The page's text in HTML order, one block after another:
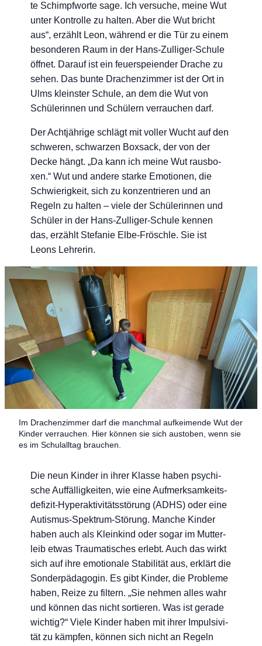
te Schimpf­wor­te sage. Ich ver­su­che, mei­ne Wut
unter Kon­trol­le zu hal­ten. Aber die Wut bricht
aus“, erzählt Leon, wäh­rend er die Tür zu einem
beson­de­ren Raum in der Hans-Zul­li­ger-Schu­le
öff­net. Dar­auf ist ein feu­er­spei­en­der Dra­che zu
sehen. Das bun­te Dra­chen­zim­mer ist der Ort in
Ulms kleins­ter Schu­le, an dem die Wut von
Schü­le­rin­nen und Schü­lern ver­rau­chen darf.
Der Acht­jäh­ri­ge schlägt mit vol­ler Wucht auf den
schwe­ren, schwar­zen Box­sack, der von der
Decke hängt. „Da kann ich mei­ne Wut raus­bo­
xen.“ Wut und ande­re star­ke Emo­tio­nen, die
Schwie­rig­keit, sich zu kon­zen­trie­ren und an
Regeln zu hal­ten – vie­le der Schü­le­rin­nen und
Schü­ler in der Hans-Zul­li­ger-Schu­le ken­nen
das, erzählt Ste­fa­nie Elbe-Frösch­le. Sie ist
Leons Lehrerin.
Im Dra­chen­zim­mer darf die manch­mal auf­kei­men­de Wut der
Kin­der ver­rau­chen. Hier kön­nen sie sich aus­to­ben, wenn sie
es im Schul­all­tag brauchen.
Die neun Kin­der in ihrer Klas­se haben psy­chi­
sche Auf­fäl­lig­kei­ten, wie eine Auf­merk­sam­keits­
de­fi­zit-Hyper­ak­ti­vi­täts­stö­rung (ADHS) oder eine
Autis­mus-Spek­trum-Stö­rung. Man­che Kin­der
haben auch als Klein­kind oder sogar im Mut­ter­
leib etwas Trau­ma­ti­sches erlebt. Auch das wirkt
sich auf ihre emo­tio­na­le Sta­bi­li­tät aus, erklärt die
Son­der­päd­ago­gin. Es gibt Kin­der, die Pro­ble­me
haben, Rei­ze zu fil­tern. „Sie neh­men alles wahr
und kön­nen das nicht sor­tie­ren. Was ist gera­de
wich­tig?“ Vie­le Kin­der haben mit ihrer Impul­si­vi­
tät zu kämp­fen, kön­nen sich nicht an Regeln